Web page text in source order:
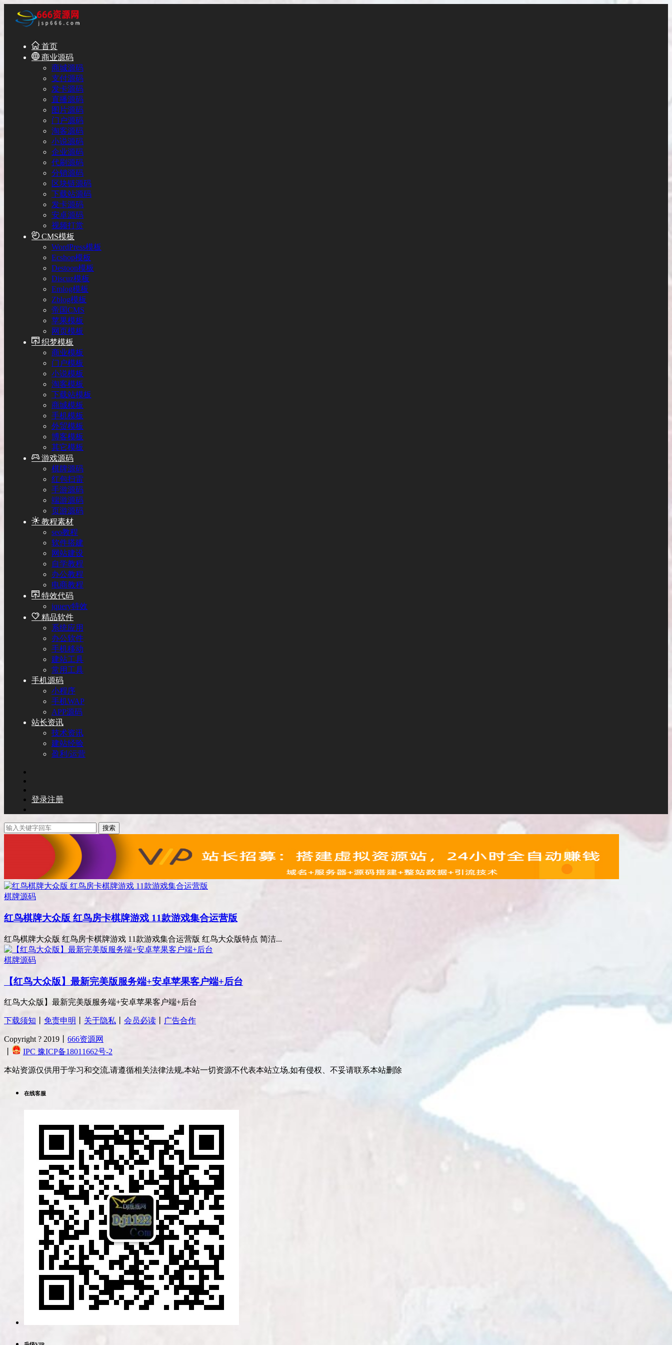
首页
商业源码
商城源码
支付源码
发卡源码
直播源码
图片源码
门户源码
淘客源码
小说源码
企业源码
代刷源码
分销源码
区块链源码
下载站源码
发卡源码
安卓源码
视频打赏
CMS模板
WordPress模板
Ecshop模板
Destoon模板
Discuz模板
Emlog模板
Zblog模板
帝国CMS
苹果模板
网页模板
织梦模板
商业模板
门户模板
小说模板
淘客模板
下载站模板
商城模板
手机模板
外贸模板
博客模板
其它模板
游戏源码
棋牌源码
红包扫雷
手游源码
端游源码
页游源码
教程素材
seo教程
软件搭建
网站建设
自学教程
办公教程
电商教程
特效代码
jquery特效
精品软件
系统应用
办公软件
手机移动
建站工具
常用工具
手机源码
小程序
手机WAP
APP源码
站长资讯
技术资讯
建站经验
盈利/运营
登录注册
搜索
棋牌源码
红鸟棋牌大众版 红鸟房卡棋牌游戏 11款游戏集合运营版
红鸟棋牌大众版 红鸟房卡棋牌游戏 11款游戏集合运营版 红鸟大众版特点 简洁...
棋牌源码
【红鸟大众版】最新完美版服务端+安卓苹果客户端+后台
红鸟大众版】最新完美版服务端+安卓苹果客户端+后台
下载须知 免责申明 关于隐私 会员必读 广告合作
Copyright ? 2019丨 666资源网
IPC 豫ICP备18011662号-2
本站资源仅供用于学习和交流,请遵循相关法律法规,本站一切资源不代表本站立场,如有侵权、不妥请联系本站删除
在线客服